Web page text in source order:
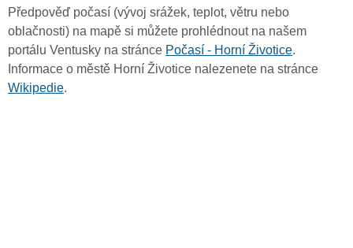
Předpověď počasí (vývoj srážek, teplot, větru nebo
oblačnosti) na mapě si můžete prohlédnout na našem
portálu Ventusky na stránce Počasí - Horní Životice.
Informace o městě Horní Životice nalezenete na stránce
Wikipedie.